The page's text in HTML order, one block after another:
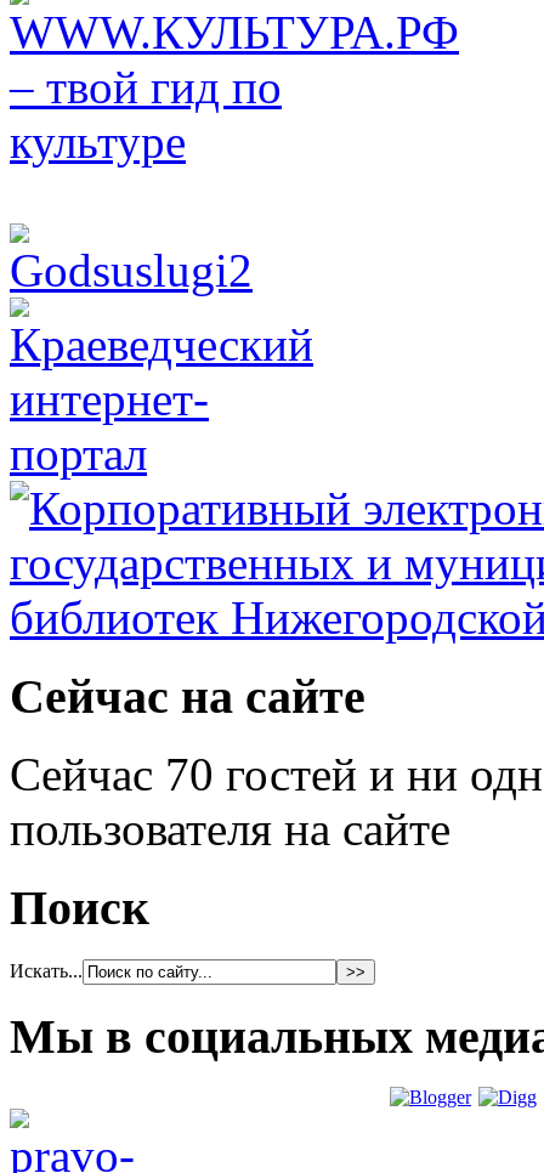
Сейчас на сайте
Сейчас 70 гостей и ни
пользователя на сайте
Поиск
Искать...
Мы в социальных